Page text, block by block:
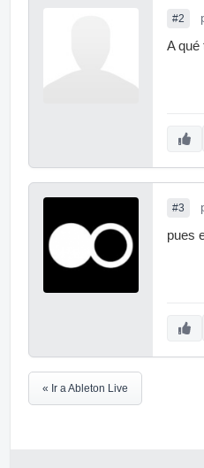
#2
A qué
#3
pues
« Ir a Ableton Live